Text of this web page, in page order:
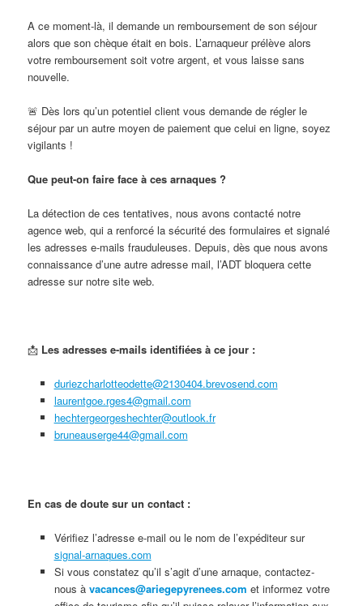
A ce moment-là, il demande un remboursement de son séjour
alors que son chèque était en bois. L’arnaqueur prélève alors
votre remboursement soit votre argent, et vous laisse sans
nouvelle.
🚨 Dès lors qu’un potentiel client vous demande de régler le
séjour par un autre moyen de paiement que celui en ligne, soyez
vigilants !
Que peut-on faire face à ces arnaques ?
La détection de ces tentatives, nous avons contacté notre
agence web, qui a renforcé la sécurité des formulaires et signalé
les adresses e-mails frauduleuses. Depuis, dès que nous avons
connaissance d’une autre adresse mail, l’ADT bloquera cette
adresse sur notre site web.
📩 Les adresses e-mails identifiées à ce jour :
duriezcharlotteodette@2130404.brevosend.com
laurentgoe.rges4@gmail.com
hechtergeorgeshechter@outlook.fr
bruneauserge44@gmail.com
En cas de doute sur un contact :
Vérifiez l’adresse e-mail ou le nom de l’expéditeur sur
signal-arnaques.com
Si vous constatez qu’il s’agit d’une arnaque, contactez-
nous à vacances@ariegepyrenees.com et informez votre